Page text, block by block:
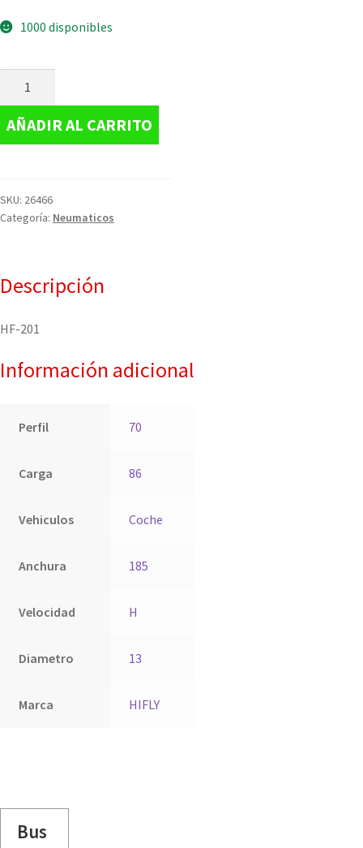
1000 disponibles
AÑADIR AL CARRITO
SKU: 26466
Categoría: Neumaticos
Descripción
HF-201
Información adicional
Perfil 70
Carga 86
Vehiculos Coche
Anchura 185
Velocidad H
Diametro 13
Marca HIFLY
Bus